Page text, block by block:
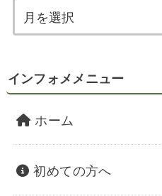
インフォメメニュー
ホーム
初めての方へ